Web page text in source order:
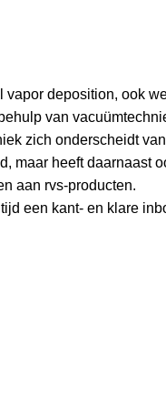
deposition, ook
van
zich onderscheidt
maar heeft daarnaast
aan rvs-producten.
een kant- en klare